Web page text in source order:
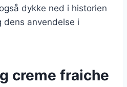
dykke ned i historien
dens anvendelse i
creme fraiche